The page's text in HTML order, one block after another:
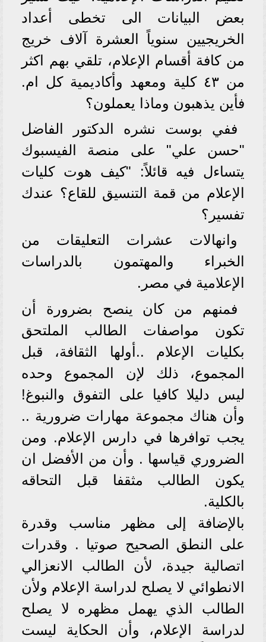
بعض البيانات الى تخطى أعداد
الخريجيين سنوياً العشرة آلاف خريج
من كافة أقسام الإعلام، تلقي بهم اكثر
من ٤٣ كلية ومعهد وأكاديمية كل ام.
فأين يذهبون وماذا يعملون؟
ففي بوست نشره الدكتور الفاضل
"حسن علي" على منصة الفيسبوك
يتساءل فيه قائلاً: "كيف هوت كليات
الإعلام من قمة التنسيق للقاع؟ عندك
تفسير؟
وانهالات عشرات التعليقات من
الخبراء والمهتمون بالدراسات
الإعلامية في مصر.
فمنهم من كان ينصح بضرورة أن
تكون مواصفات الطالب الملتحق
بكليات الإعلام ..أولها الثقافة، قبل
المجموع، ذلك لإن المجموع وحده
ليس دليلا كافيا على التفوق والنبوغ!
وأن هناك مجموعة مهارات ضرورية ..
يجب توافرها في دارس الإعلام. ومن
الضروري قياسها . وأن من الأفضل ان
يكون الطالب مثقفا قبل التحاقه
بالكلية.
بالإضافة إلى مظهر مناسب وقدرة
على النطق الصحيح صوتيا . وقدرات
اتصالية جيدة، لأن الطالب الانعزالي
الانطوائي لا يصلح لدراسة الإعلام ولأن
الطالب الذي يهمل مظهره لا يصلح
لدراسة الإعلام، وأن الحكاية ليست